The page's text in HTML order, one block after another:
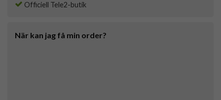
Officiell Tele2-butik
När kan jag få min order?